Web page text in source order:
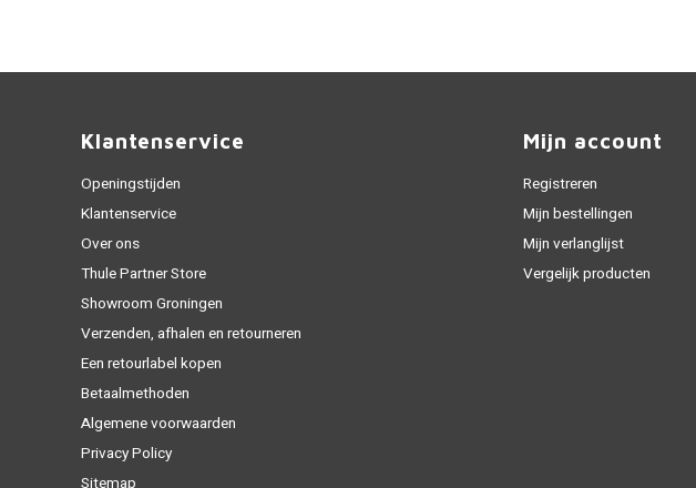
Klantenservice
Openingstijden
Klantenservice
Over ons
Thule Partner Store
Showroom Groningen
Verzenden, afhalen en retourneren
Een retourlabel kopen
Betaalmethoden
Algemene voorwaarden
Privacy Policy
Sitemap
Mijn account
Registreren
Mijn bestellingen
Mijn verlanglijst
Vergelijk producten